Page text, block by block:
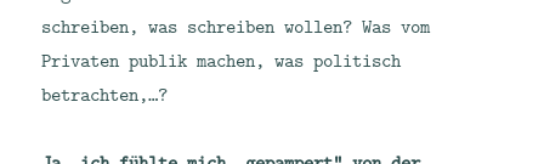
schreiben, was schreiben wollen? Was vom
Privaten publik machen, was politisch
betrachten,…?